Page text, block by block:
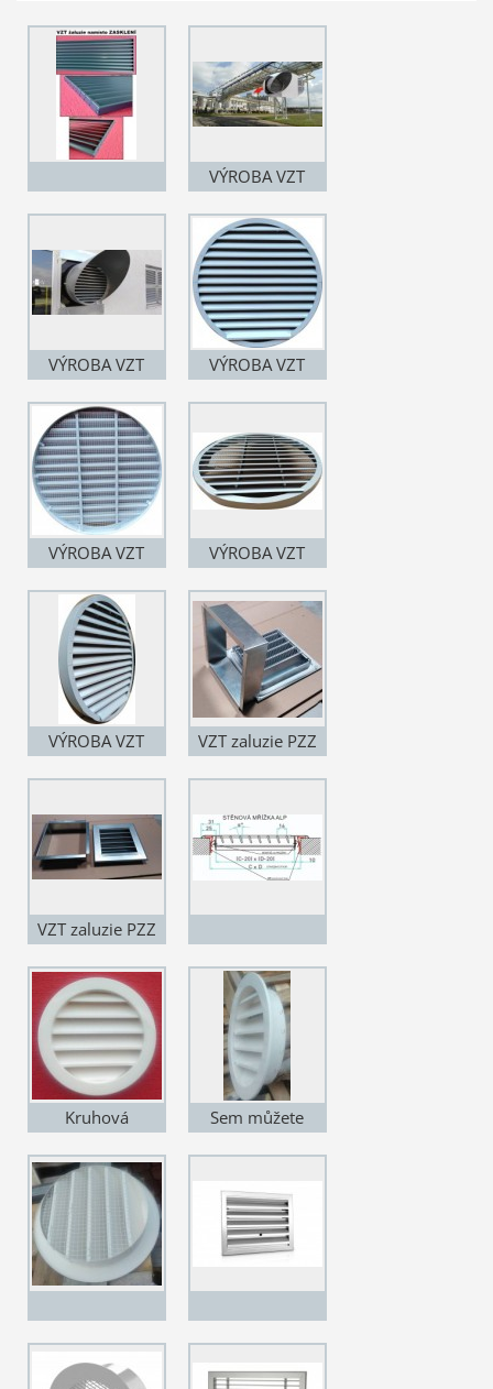
VÝROBA VZT
POTRUBÍ D 1000
mm Synthesia
Pardubice září
2019
VÝROBA VZT
POTRUBÍ D 1000
mm Synthesia
Pardubice září
2019
VÝROBA VZT
mm Synthesia
Pardubice září
2019
VÝROBA VZT
POTRUBÍ D 1000
mm ZE ZADU
SÍTO Synthesia
Pardubice září
2019
VÝROBA VZT
POTRUBÍ D 1000
mm UPEVNENÍ
LAMEL Synthesia
Pardubice září
2019
VÝROBA VZT
mm UPEVNENÍ
LAMEL Synthesia
Pardubice září
2019
VZT zaluzie PZZ
potrubí pozink se
sítem S UR1
USAZOVACÍM
RÁMEČKEM
VZT zaluzie PZZ
fasadu do
potrubí pozink se
sítem S UR1
USAZOVACÍM
RÁMEČKEM
Kruhová
žaluzie D 315
mm RAL na přání
Sem můžete
hliníková VZT
žaluzie D 315
mm síto zezadu